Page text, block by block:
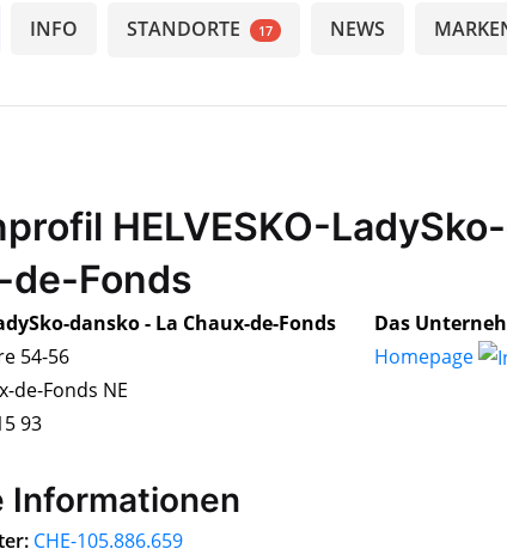
INFO STANDORTE 17 NEWS
HELVESKO-
de-Fonds
dansko - La Chaux-de-Fonds
54-56
de-Fonds NE
93
Das
Homepage
Informationen
CHE-105.886.659